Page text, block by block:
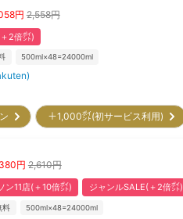
円 2,558円
2倍㌽)
500ml×48=24000ml
＋1,000㌽(初サービス利用)
円 2,610円
ン11店(＋10倍㌽) ジャンルSALE(＋2倍㌽)
料 500ml×48=24000ml